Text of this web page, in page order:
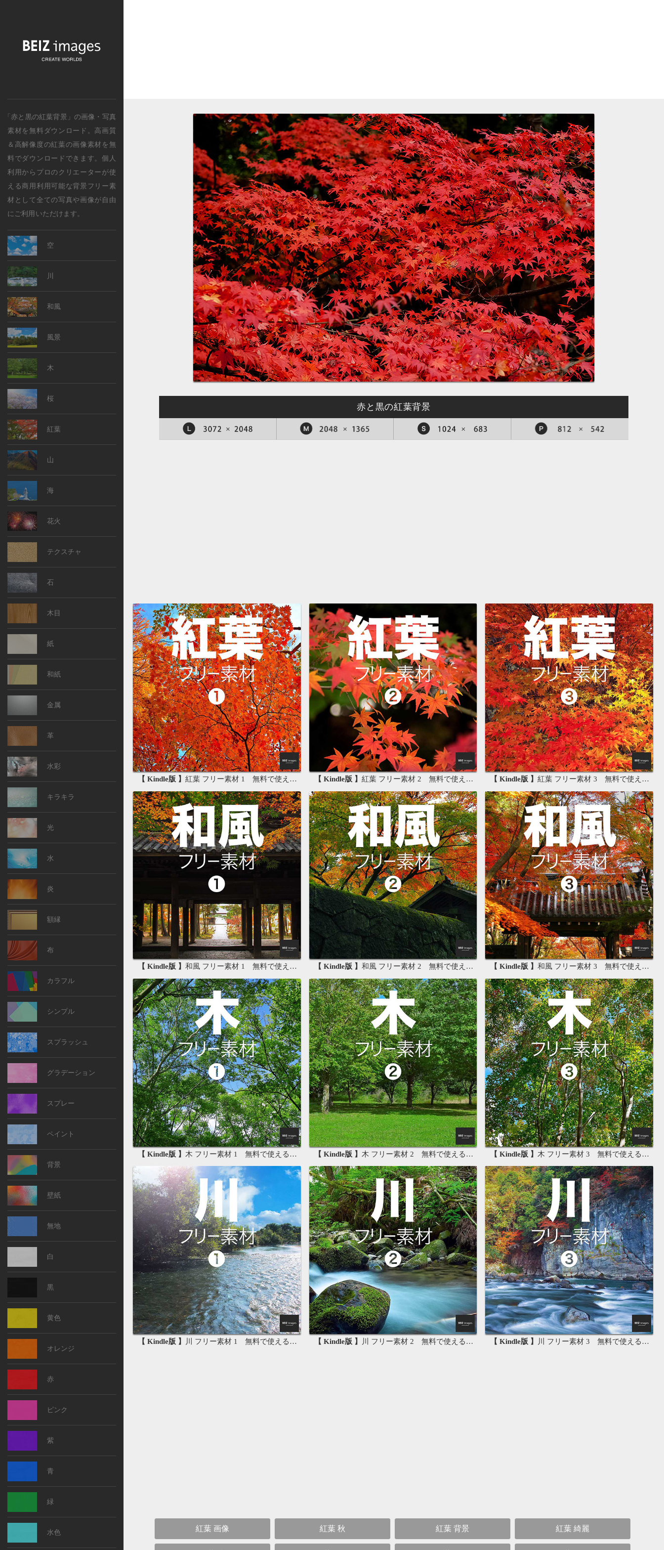
「赤と黒の紅葉背景」の画像・写真
素材を無料ダウンロード。 高画質
＆高解像度の紅葉の画像素材を無
料でダウンロードできます。個人
利用からプロのクリエーターが使
える商用利用可能な背景フリー素
材として全ての写真や画像が自由
にご利用いただけます。
赤と黒の紅葉背景
【 Kindle版 】紅葉 フリー素材 1 無料で使える写真素材集 【 Kindle版 】 紅葉 フリー素材 2 無料で使える画像素材集 【 Kindle版 】紅葉 フリー素材 3 無料で使える背景素材集
【 Kindle版 】和風 フリー素材 1 無料で使える写真素材集 【 Kindle版 】 和風 フリー素材 2 無料で使える画像素材集 【 Kindle版 】和風 フリー素材 3 無料で使える背景素材集
【 Kindle版 】 木 フリー素材 1 無料で使える写真素材集 【 Kindle版 】 木 フリー素材 2 無料で使える画像素材集 【 Kindle版 】 木 フリー素材 3 無料で使える背景素材集
【 Kindle版 】 川 フリー素材 1 無料で使える写真素材集 【 Kindle版 】 川 フリー素材 2 無料で使える画像素材集 【 Kindle版 】 川 フリー素材 3 無料で使える背景素材集
紅葉 画像 紅葉 秋 紅葉 背景 紅葉 綺麗
空
川
和風
風景
木
桜
紅葉
山
海
花火
テクスチャ
石
木目
紙
和紙
金属
革
水彩
キラキラ
光
水
炎
額縁
布
カラフル
シンプル
スプラッシュ
グラデーション
スプレー
ペイント
背景
壁紙
無地
白
黒
黄色
オレンジ
赤
ピンク
紫
青
緑
水色